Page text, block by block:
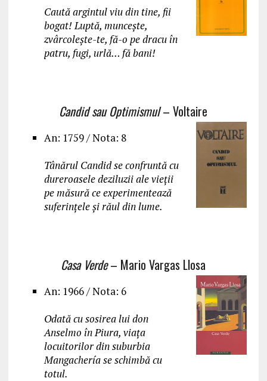
Caută argintul viu din tine, fii
bogat! Luptă, muncește,
zvârcolește-te, fă-o pe dracu în
patru, fugi, urlă… fă bani!
Candid sau Optimismul– Voltaire
An: 1759 / Nota: 8
Tânărul Candid se confruntă cu
dureroasele deziluzii ale vieții
pe măsură ce experimentează
suferinţele şi răul din lume.
Casa Verde– Mario Vargas Llosa
An: 1966 / Nota: 6
Odată cu sosirea lui don
Anselmo în Piura, viața
locuitorilor din suburbia
Mangachería se schimbă cu
totul.